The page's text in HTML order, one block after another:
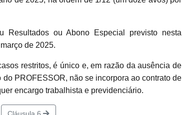
Resultados ou Abono Especial previsto nesta
de 2025.
restritos, é único e, em razão da ausência de
PROFESSOR, não se incorpora ao contrato de
encargo trabalhista e previdenciário.